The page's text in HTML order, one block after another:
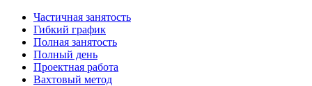
Частичная занятость
Гибкий график
Полная занятость
Полный день
Проектная работа
Вахтовый метод